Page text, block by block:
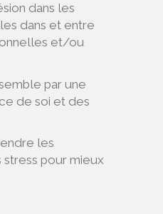
dans les
dans et entre
et/ou
par une
de soi et des
les
pour mieux